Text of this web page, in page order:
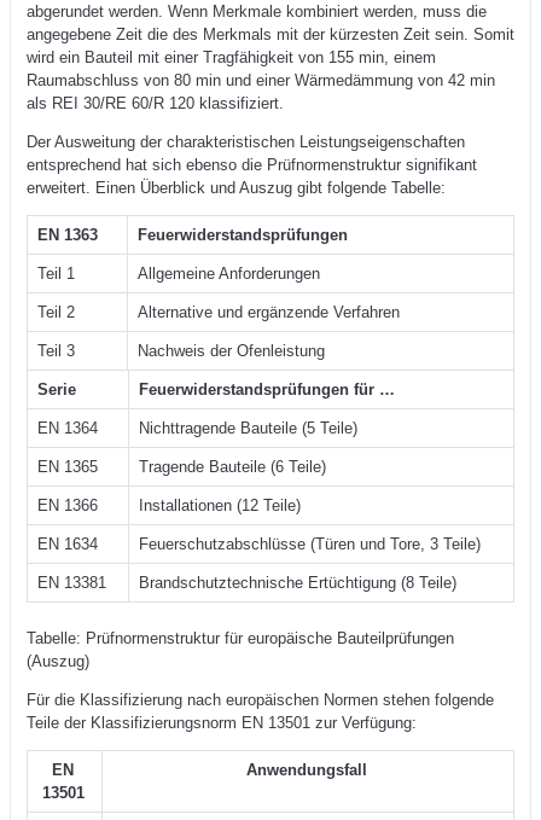
abgerundet werden. Wenn Merkmale kombiniert werden, muss die
angegebene Zeit die des Merkmals mit der kürzesten Zeit sein. Somit
wird ein Bauteil mit einer Tragfähigkeit von 155 min, einem
Raumabschluss von 80 min und einer Wärmedämmung von 42 min
als REI 30/RE 60/R 120 klassifiziert.
Der Ausweitung der charakteristischen Leistungseigenschaften
entsprechend hat sich ebenso die Prüfnormenstruktur signifikant
erweitert. Einen Überblick und Auszug gibt folgende Tabelle:
EN 1363 Feuerwiderstandsprüfungen
Teil 1 Allgemeine Anforderungen
Teil 2 Alternative und ergänzende Verfahren
Teil 3 Nachweis der Ofenleistung
Serie Feuerwiderstandsprüfungen für …
EN 1364 Nichttragende Bauteile (5 Teile)
EN 1365 Tragende Bauteile (6 Teile)
EN 1366 Installationen (12 Teile)
EN 1634 Feuerschutzabschlüsse (Türen und Tore, 3 Teile)
EN 13381 Brandschutztechnische Ertüchtigung (8 Teile)
Tabelle: Prüfnormenstruktur für europäische Bauteilprüfungen
(Auszug)
Für die Klassifizierung nach europäischen Normen stehen folgende
Teile der Klassifizierungsnorm EN 13501 zur Verfügung:
EN
13501
Anwendungsfall